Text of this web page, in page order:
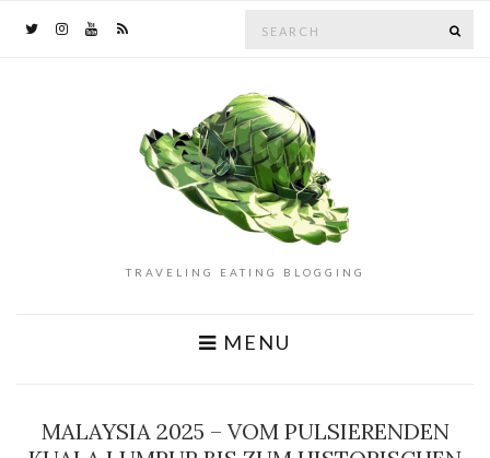
for:
TRAVELING EATING BLOGGING
MENU
MALAYSIA 2025 – VOM PULSIERENDEN